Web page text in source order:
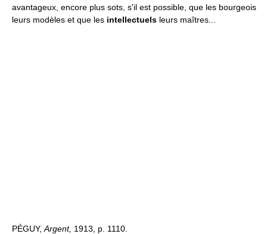
avantageux, encore plus sots, s'il est possible, que les bourgeois
leurs modèles et que les intellectuels leurs maîtres...
PÉGUY, Argent, 1913, p. 1110.